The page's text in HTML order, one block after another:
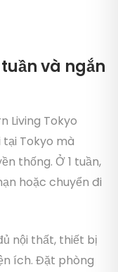
và ngắn
Living Tokyo
Tokyo mà
thống. Ở 1 tuần,
hoặc chuyển đi
nội thất, thiết bị
ích. Đặt phòng